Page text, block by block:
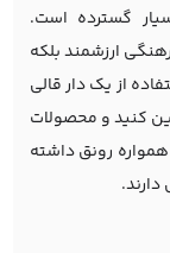
گسترده است.
ارزشمند بلکه
از یک دار قالی
کنید و محصولات
رونق داشته